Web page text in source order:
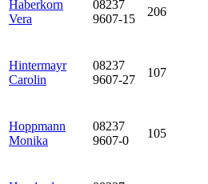
Haberkorn
Vera
08237
9607-15
206
Hintermayr
Carolin
08237
9607-27
107
Hoppmann
Monika
08237
9607-0
105